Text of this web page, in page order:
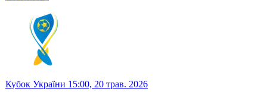
Кубок України 15:00, 20 трав. 2026